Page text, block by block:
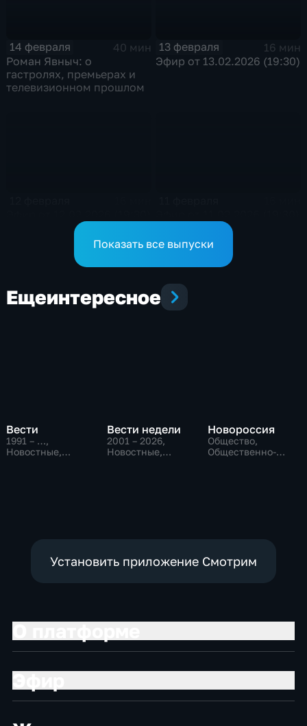
14 февраля
40 мин
Роман Явныч: о
гастролях, премьерах и
телевизионном прошлом
13 февраля
16 мин
Эфир от 13.02.2026 (19:30)
Показать все выпуски
Ещеинтересное
Вести
1991 – …,
Новостные,
Вести недели
2001 – 2026,
Новостные,
Новороссия
Общество,
Общественно-
Установить приложение Смотрим